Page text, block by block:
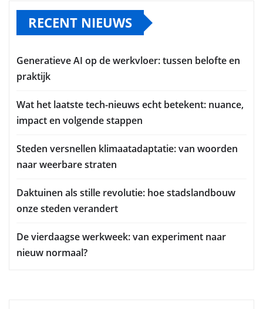
RECENT NIEUWS
Generatieve AI op de werkvloer: tussen belofte en
praktijk
Wat het laatste tech-nieuws echt betekent: nuance,
impact en volgende stappen
Steden versnellen klimaatadaptatie: van woorden
naar weerbare straten
Daktuinen als stille revolutie: hoe stadslandbouw
onze steden verandert
De vierdaagse werkweek: van experiment naar
nieuw normaal?